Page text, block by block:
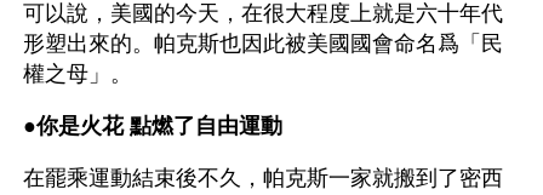
可以說，美國的今天，在很大程度上就是六十年代
形塑出來的。帕克斯也因此被美國國會命名爲「民
權之母」。
●你是火花 點燃了自由運動
在罷乘運動結束後不久，帕克斯一家就搬到了密西